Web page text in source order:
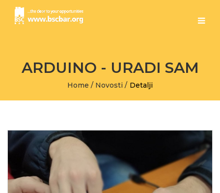
ARDUINO - URADI SAM
Home / Novosti / Detalji